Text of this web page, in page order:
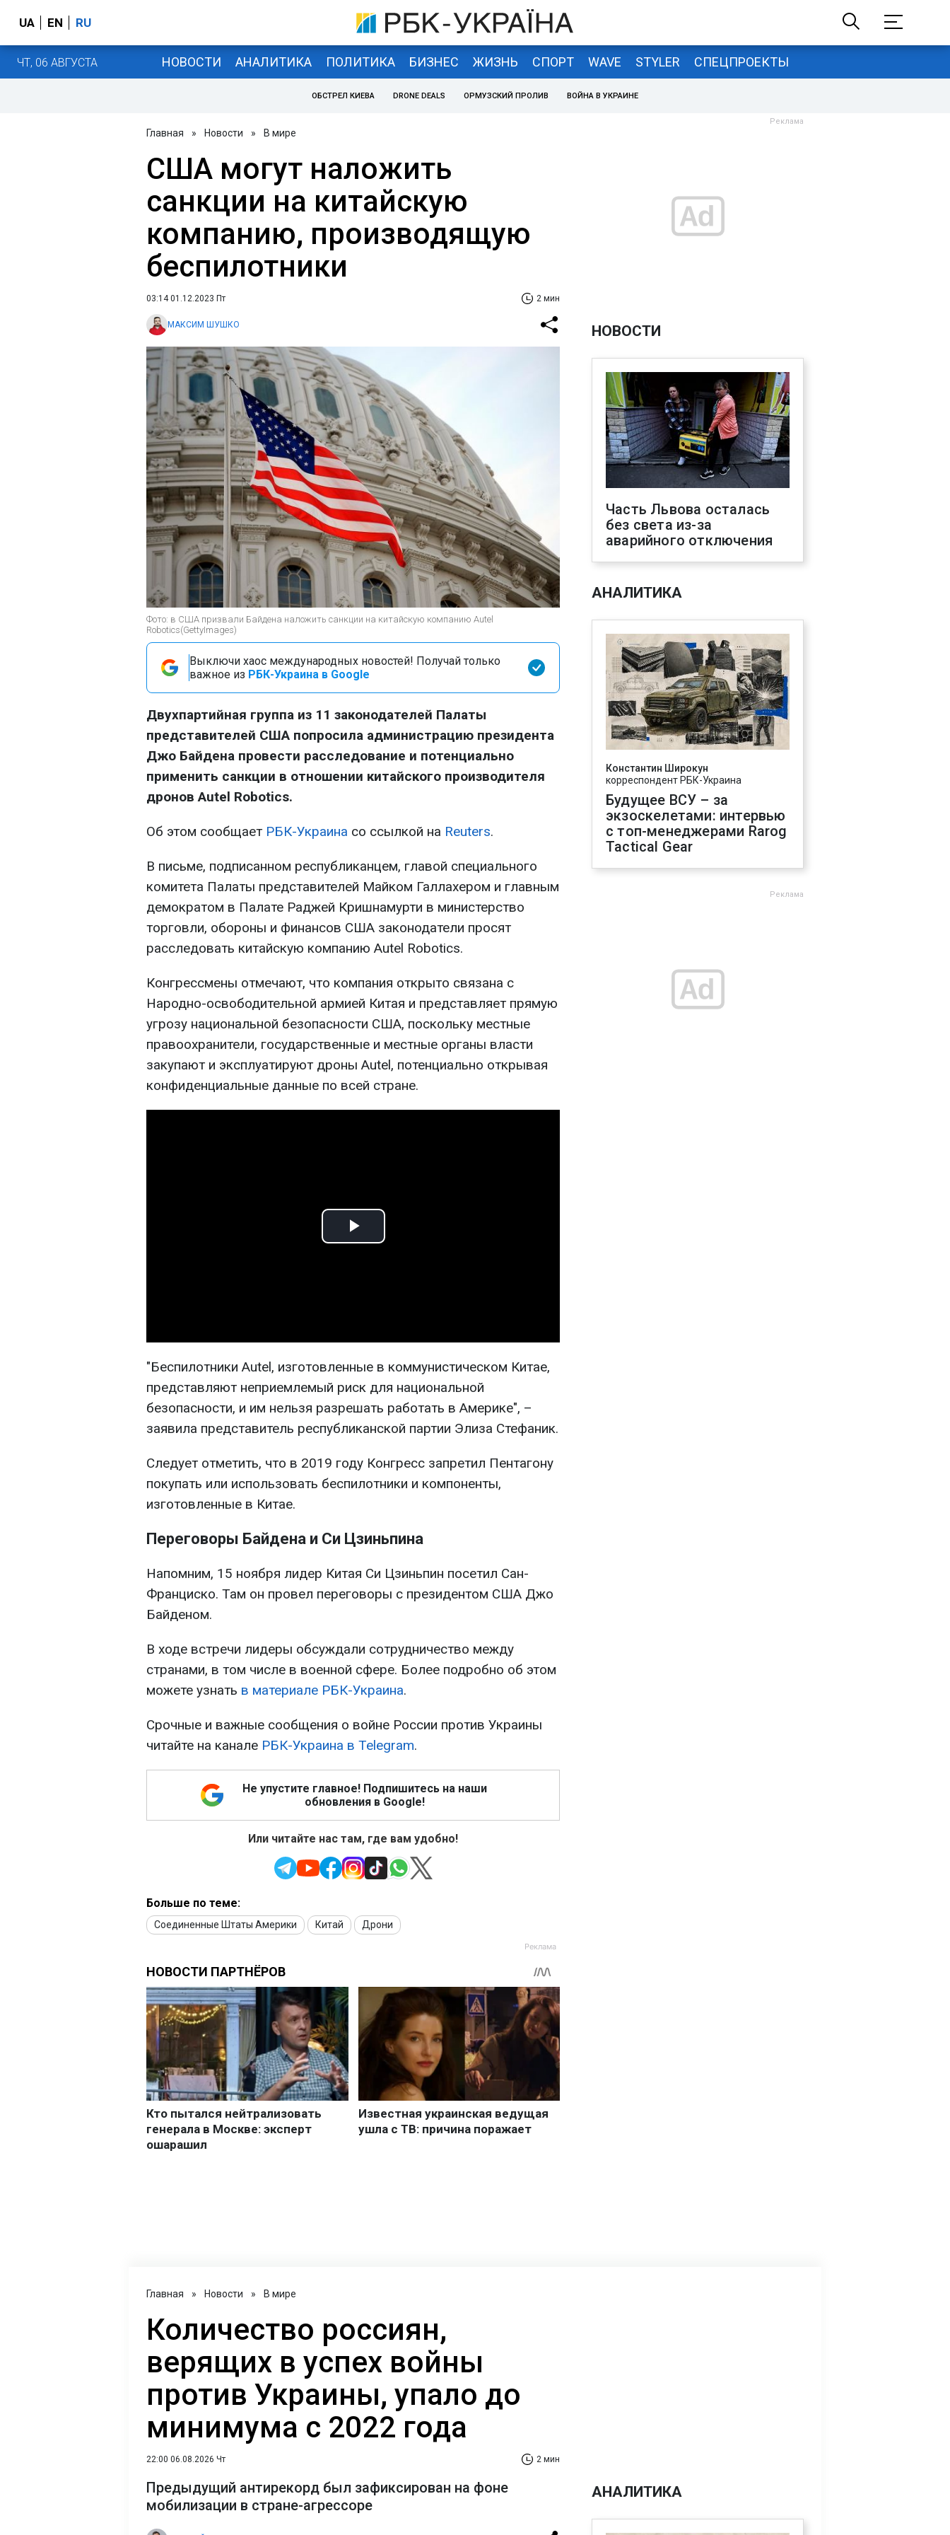
UA EN RU
ЧТ, 06 АВГУСТА НОВОСТИ АНАЛИТИКА ПОЛИТИКА БИЗНЕС ЖИЗНЬ СПОРТ WAVE STYLER СПЕЦПРОЕКТЫ
ОБСТРЕЛ КИЕВА DRONE DEALS ОРМУЗСКИЙ ПРОЛИВ ВОЙНА В УКРАИНЕ
Главная » Новости » В мире
США могут наложить
санкции на китайскую
компанию, производящую
беспилотники
03:14 01.12.2023 Пт 2 мин
МАКСИМ ШУШКО
Фото: в США призвали Байдена наложить санкции на китайскую компанию Autel
Robotics(GettyImages)
Выключи хаос международных новостей! Получай только
важное из РБК-Украина в Google
Двухпартийная группа из 11 законодателей Палаты
представителей США попросила администрацию президента
Джо Байдена провести расследование и потенциально
применить санкции в отношении китайского производителя
дронов Autel Robotics.
Об этом сообщает РБК-Украина со ссылкой на Reuters.
В письме, подписанном республиканцем, главой специального
комитета Палаты представителей Майком Галлахером и главным
демократом в Палате Раджей Кришнамурти в министерство
торговли, обороны и финансов США законодатели просят
расследовать китайскую компанию Autel Robotics.
Конгрессмены отмечают, что компания открыто связана с
Народно-освободительной армией Китая и представляет прямую
угрозу национальной безопасности США, поскольку местные
правоохранители, государственные и местные органы власти
закупают и эксплуатируют дроны Autel, потенциально открывая
конфиденциальные данные по всей стране.
Play
"Беспилотники Autel, изготовленные в коммунистическом Китае,
представляют неприемлемый риск для национальной
безопасности, и им нельзя разрешать работать в Америке", –
заявила представитель республиканской партии Элиза Стефаник.
Следует отметить, что в 2019 году Конгресс запретил Пентагону
покупать или использовать беспилотники и компоненты,
изготовленные в Китае.
Переговоры Байдена и Си Цзиньпина
Напомним, 15 ноября лидер Китая Си Цзиньпин посетил Сан-
Франциско. Там он провел переговоры с президентом США Джо
Байденом.
В ходе встречи лидеры обсуждали сотрудничество между
странами, в том числе в военной сфере. Более подробно об этом
можете узнать в материале РБК-Украина.
Срочные и важные сообщения о войне России против Украины
читайте на канале РБК-Украина в Telegram.
Не упустите главное! Подпишитесь на наши
обновления в Google!
Или читайте нас там, где вам удобно!
Больше по теме:
Соединенные Штаты Америки Китай Дрони
НОВОСТИ
Часть Львова осталась
без света из-за
аварийного отключения
АНАЛИТИКА
Константин Широкун
корреспондент РБК-Украина
Будущее ВСУ – за
экзоскелетами: интервью
с топ-менеджерами Rarog
Tactical Gear
Главная » Новости » В мире
Количество россиян,
верящих в успех войны
против Украины, упало до
минимума с 2022 года
22:00 06.08.2026 Чт 2 мин
Предыдущий антирекорд был зафиксирован на фоне
мобилизации в стране-агрессоре
АНАЛИТИКА